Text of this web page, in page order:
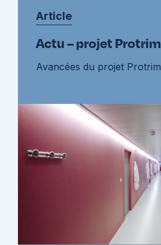
Article
Actu – projet Protrim
Avancées du projet Protrim